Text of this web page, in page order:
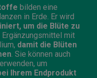
bilden eine
in Erde. Er wird
um die Blüte zu
Ergänzungsmittel mit
damit die Blüten
. Sie können auch
um
Ihrem Endprodukt